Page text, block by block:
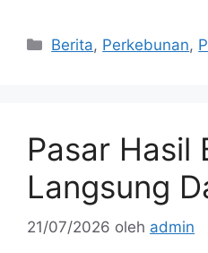
Kategori
Berita, Perkebunan,
Pasar Hasil
Langsung
21/07/2026 oleh admin